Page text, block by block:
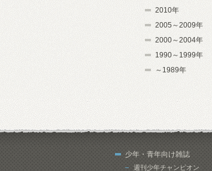
2010年
2005～2009年
2000～2004年
1990～1999年
～1989年
少年・青年向け雑誌
週刊少年チャンピオン